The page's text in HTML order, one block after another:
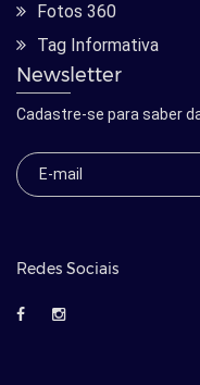
Fotos 360
Tag Informativa
Newsletter
Cadastre-se para saber
Redes Sociais